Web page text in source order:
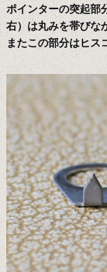
ポインターの突起部
右）は丸みを帯びな
またこの部分はヒス